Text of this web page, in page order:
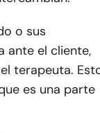
o sus
ante el cliente,
terapeuta.
es una parte